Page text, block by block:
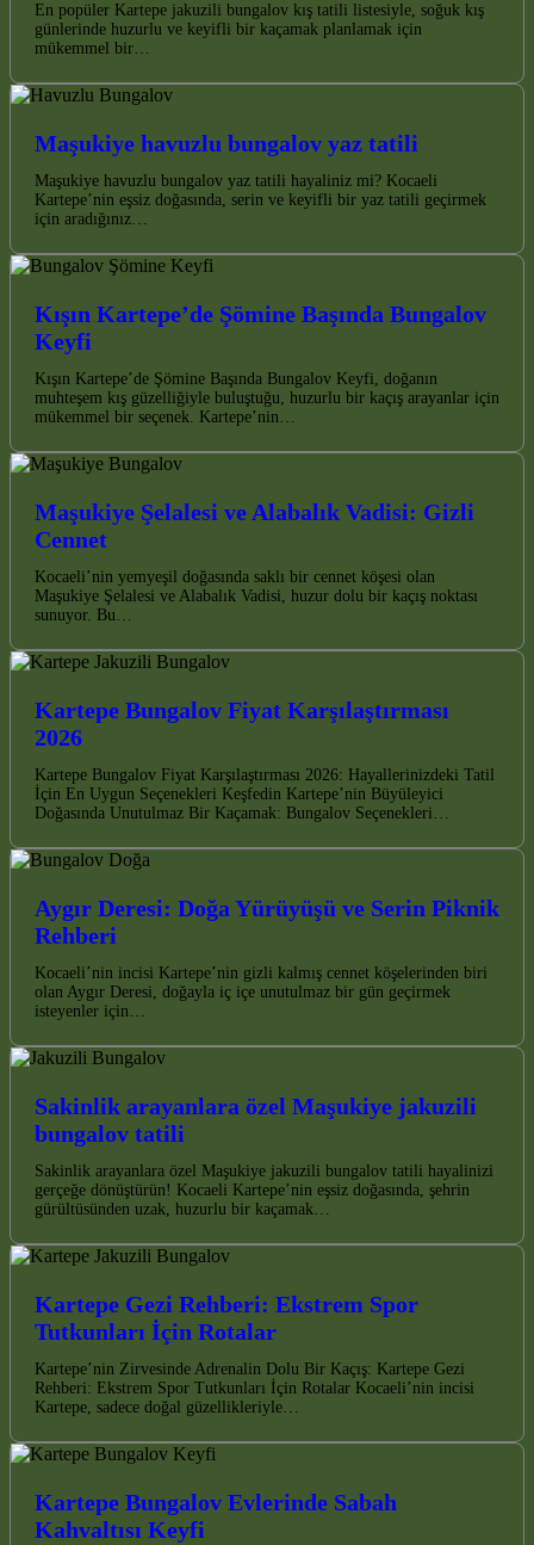
En popüler Kartepe jakuzili bungalov kış tatili listesiyle, soğuk kış
günlerinde huzurlu ve keyifli bir kaçamak planlamak için
mükemmel bir…
Maşukiye havuzlu bungalov yaz tatili
Maşukiye havuzlu bungalov yaz tatili hayaliniz mi? Kocaeli
Kartepe’nin eşsiz doğasında, serin ve keyifli bir yaz tatili geçirmek
için aradığınız…
Kışın Kartepe’de Şömine Başında Bungalov
Keyfi
Kışın Kartepe’de Şömine Başında Bungalov Keyfi, doğanın
muhteşem kış güzelliğiyle buluştuğu, huzurlu bir kaçış arayanlar için
mükemmel bir seçenek. Kartepe’nin…
Maşukiye Şelalesi ve Alabalık Vadisi: Gizli
Cennet
Kocaeli’nin yemyeşil doğasında saklı bir cennet köşesi olan
Maşukiye Şelalesi ve Alabalık Vadisi, huzur dolu bir kaçış noktası
sunuyor. Bu…
Kartepe Bungalov Fiyat Karşılaştırması
2026
Kartepe Bungalov Fiyat Karşılaştırması 2026: Hayallerinizdeki Tatil
İçin En Uygun Seçenekleri Keşfedin Kartepe’nin Büyüleyici
Doğasında Unutulmaz Bir Kaçamak: Bungalov Seçenekleri…
Aygır Deresi: Doğa Yürüyüşü ve Serin Piknik
Rehberi
Kocaeli’nin incisi Kartepe’nin gizli kalmış cennet köşelerinden biri
olan Aygır Deresi, doğayla iç içe unutulmaz bir gün geçirmek
isteyenler için…
Sakinlik arayanlara özel Maşukiye jakuzili
bungalov tatili
Sakinlik arayanlara özel Maşukiye jakuzili bungalov tatili hayalinizi
gerçeğe dönüştürün! Kocaeli Kartepe’nin eşsiz doğasında, şehrin
gürültüsünden uzak, huzurlu bir kaçamak…
Kartepe Gezi Rehberi: Ekstrem Spor
Tutkunları İçin Rotalar
Kartepe’nin Zirvesinde Adrenalin Dolu Bir Kaçış: Kartepe Gezi
Rehberi: Ekstrem Spor Tutkunları İçin Rotalar Kocaeli’nin incisi
Kartepe, sadece doğal güzellikleriyle…
Kartepe Bungalov Evlerinde Sabah
Kahvaltısı Keyfi